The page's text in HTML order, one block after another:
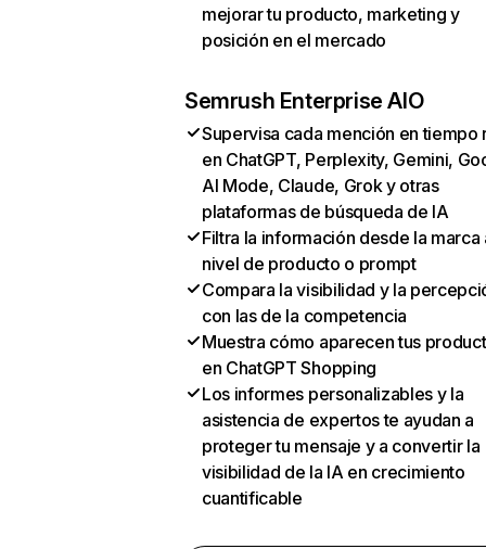
mejorar tu producto, marketing y
posición en el mercado
Semrush Enterprise AIO
Supervisa cada mención en tiempo
en ChatGPT, Perplexity, Gemini,
AI Mode, Claude, Grok y otras
plataformas de búsqueda de IA
Filtra la información desde la marca
nivel de producto o prompt
Compara la visibilidad y la
con las de la competencia
Muestra cómo aparecen tus
en ChatGPT Shopping
Los informes personalizables y la
asistencia de expertos te ayudan a
proteger tu mensaje y a convertir la
visibilidad de la IA en crecimiento
cuantificable